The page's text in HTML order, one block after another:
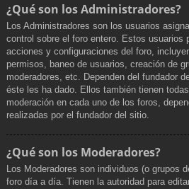
¿Qué son los Administradores?
Los Administradores son los usuarios
control sobre el foro entero. Estos usuarios
acciones y configuraciones del foro,
permisos, baneo de usuarios, creación de
moderadores, etc. Dependen del fundador
éste les ha dado. Ellos también tienen
moderación en cada uno de los foros,
realizadas por el fundador del sitio.
¿Qué son los Moderadores?
Los Moderadores son individuos (o grupos
foro día a día. Tienen la autoridad para